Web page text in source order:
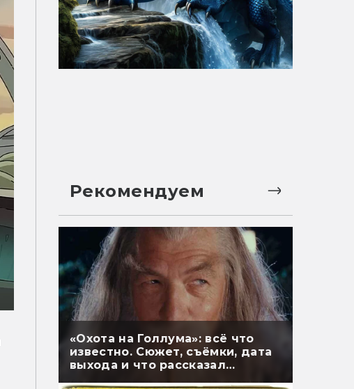
Рекомендуем
«Охота на Голлума»: всё что
известно. Сюжет, съёмки, дата
выхода и что рассказал